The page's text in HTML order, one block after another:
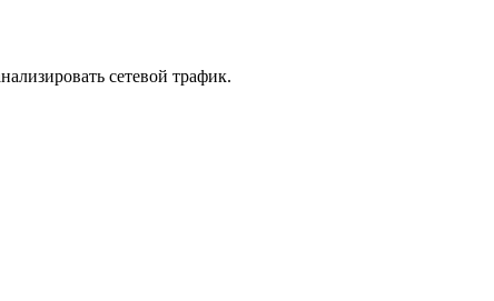
сетевой трафик.